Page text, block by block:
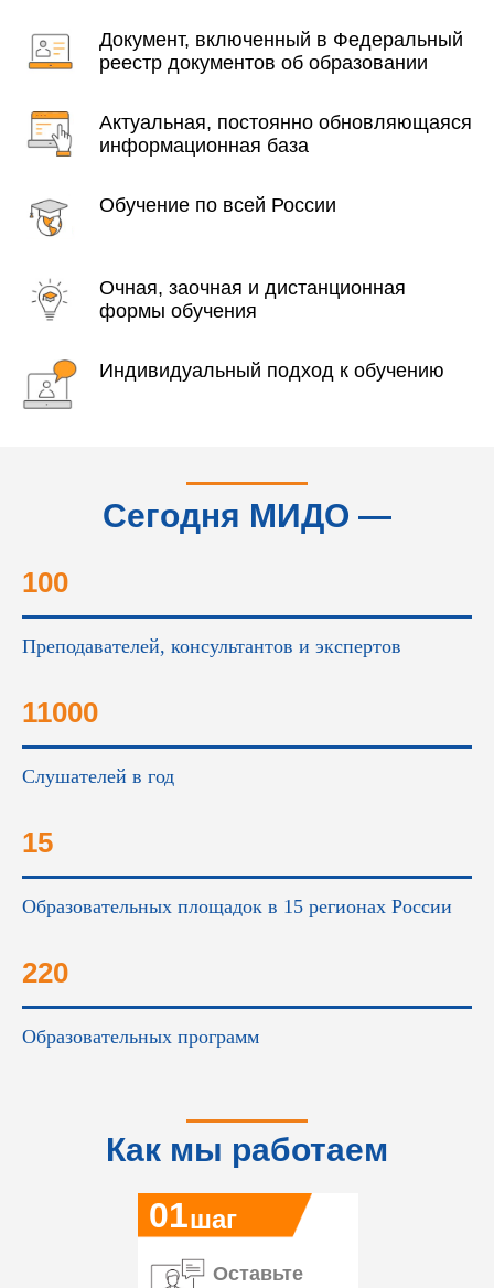
Документ, включенный в Федеральный
реестр документов об образовании
Актуальная, постоянно обновляющаяся
информационная база
Обучение по всей России
Очная, заочная и дистанционная
формы обучения
Индивидуальный подход к обучению
Сегодня МИДО —
100
Преподавателей, консультантов и экспертов
11000
Слушателей в год
15
Образовательных площадок в 15 регионах России
220
Образовательных программ
Как мы работаем
01
Оставьте
шаг